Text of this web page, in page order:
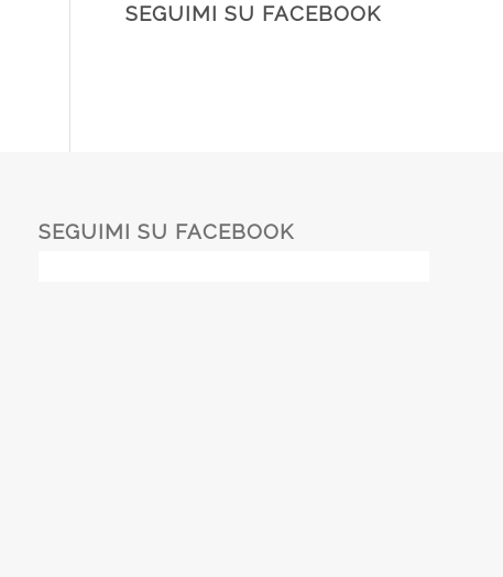
SEGUIMI SU FACEBOOK
SEGUIMI SU FACEBOOK